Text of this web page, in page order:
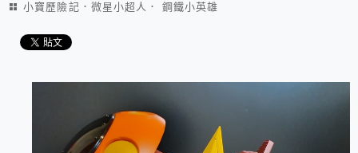
小寶歷險記．微星小超人． 鋼鐵小英雄